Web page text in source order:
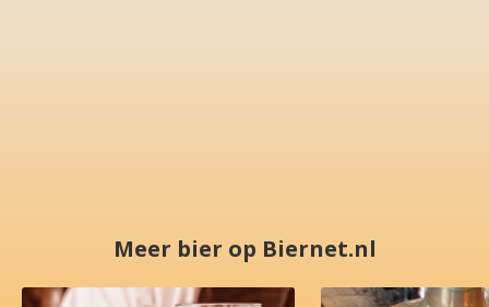
Meer bier op Biernet.nl